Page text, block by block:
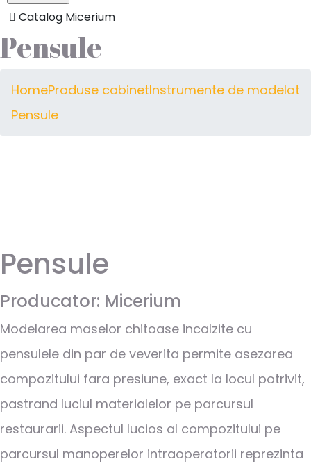
Catalog Micerium
Pensule
HomeProduse cabinetInstrumente de modelat
Pensule
Pensule
Producator: Micerium
Modelarea maselor chitoase incalzite cu
pensulele din par de veverita permite asezarea
compozitului fara presiune, exact la locul potrivit,
pastrand luciul materialelor pe parcursul
restaurarii. Aspectul lucios al compozitului pe
parcursul manoperelor intraoperatorii reprezinta